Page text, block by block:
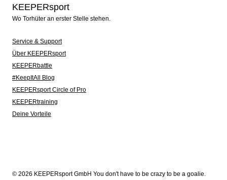
KEEPERsport
Wo Torhüter an erster Stelle stehen.
Service & Support
Über KEEPERsport
KEEPERbattle
#KeepItAll Blog
KEEPERsport Circle of Pro
KEEPERtraining
Deine Vorteile
© 2026 KEEPERsport GmbH You don't have to be crazy to be a goalie.